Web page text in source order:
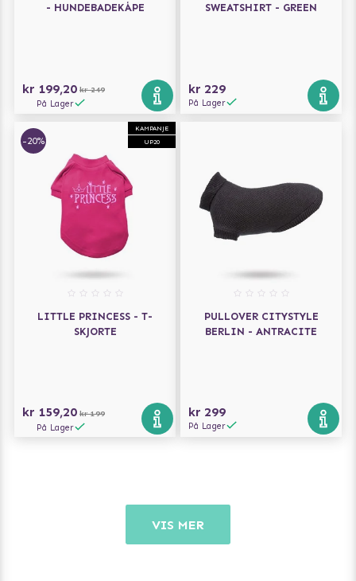
- HUNDEBADEKÅPE
kr 199,20 kr 249
På Lager
SWEATSHIRT - GREEN
kr 229
På Lager
KAMPANJE
UP20
-20%
LITTLE PRINCESS - T-
SKJORTE
kr 159,20 kr 199
På Lager
PULLOVER CITYSTYLE
BERLIN - ANTRACITE
kr 299
På Lager
VIS MER